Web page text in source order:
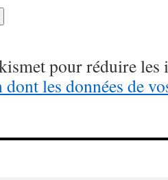
pour réduire les
les données de